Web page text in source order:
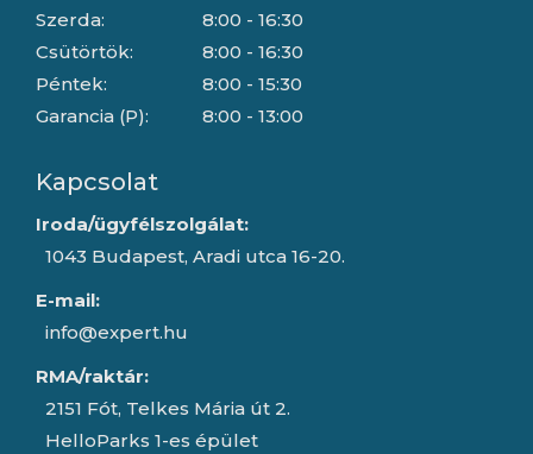
Szerda:
Csütörtök:
Péntek:
Garancia (P):
8:00 - 16:30
8:00 - 16:30
8:00 - 15:30
8:00 - 13:00
Kapcsolat
Iroda/ügyfélszolgálat:
1043 Budapest, Aradi utca 16-20.
E-mail:
info@expert.hu
RMA/raktár:
2151 Fót, Telkes Mária út 2.
HelloParks 1-es épület